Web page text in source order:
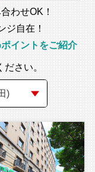
わせOK！
ジ自在！
イントをご紹介
さい。